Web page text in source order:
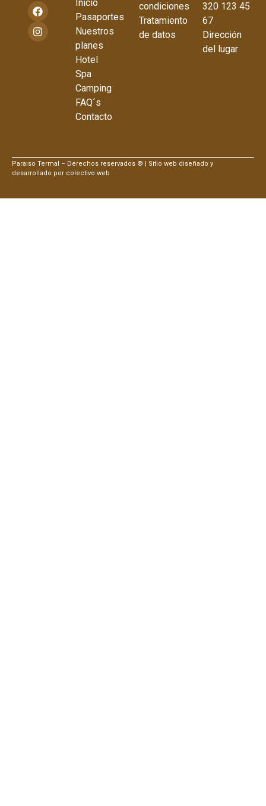
Inicio
Pasaportes
Nuestros
planes
Hotel
Spa
Camping
FAQ´s
Contacto
condiciones
Tratamiento
de datos
320 123 45
67
Dirección
del lugar
Paraiso Termal – Derechos reservados ® | Sitio web diseñado y
desarrollado por colectivo web